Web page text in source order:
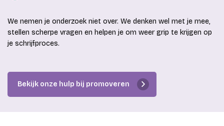
We nemen je onderzoek niet over. We denken wel met je mee,
stellen scherpe vragen en helpen je om weer grip te krijgen op
je schrijfproces.
Bekijk onze hulp bij promoveren